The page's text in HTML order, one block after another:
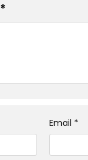
*
Email *